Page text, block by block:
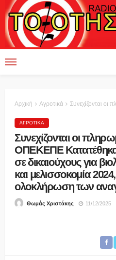
Αρχική Αγροτικά Συνεχίζονται οι πληρωμές από τον ΟΠΕΚΕΠΕ Κατατέθηκαν 28,78 εκατ.
ΑΓΡΟΤΙΚΆ
Συνεχίζονται οι
ΟΠΕΚΕΠΕ
σε δικαιούχους για
και μελισσοκομία
ολοκλήρωση των
Θωμάς Χριστάκης 11/12/2025